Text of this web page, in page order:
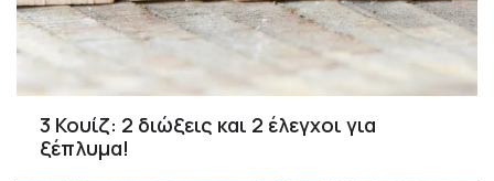
3 Κουίζ: 2 διώξεις και 2 έλεγχοι για
ξέπλυμα!